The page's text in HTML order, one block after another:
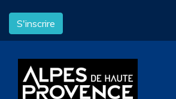
S'inscrire